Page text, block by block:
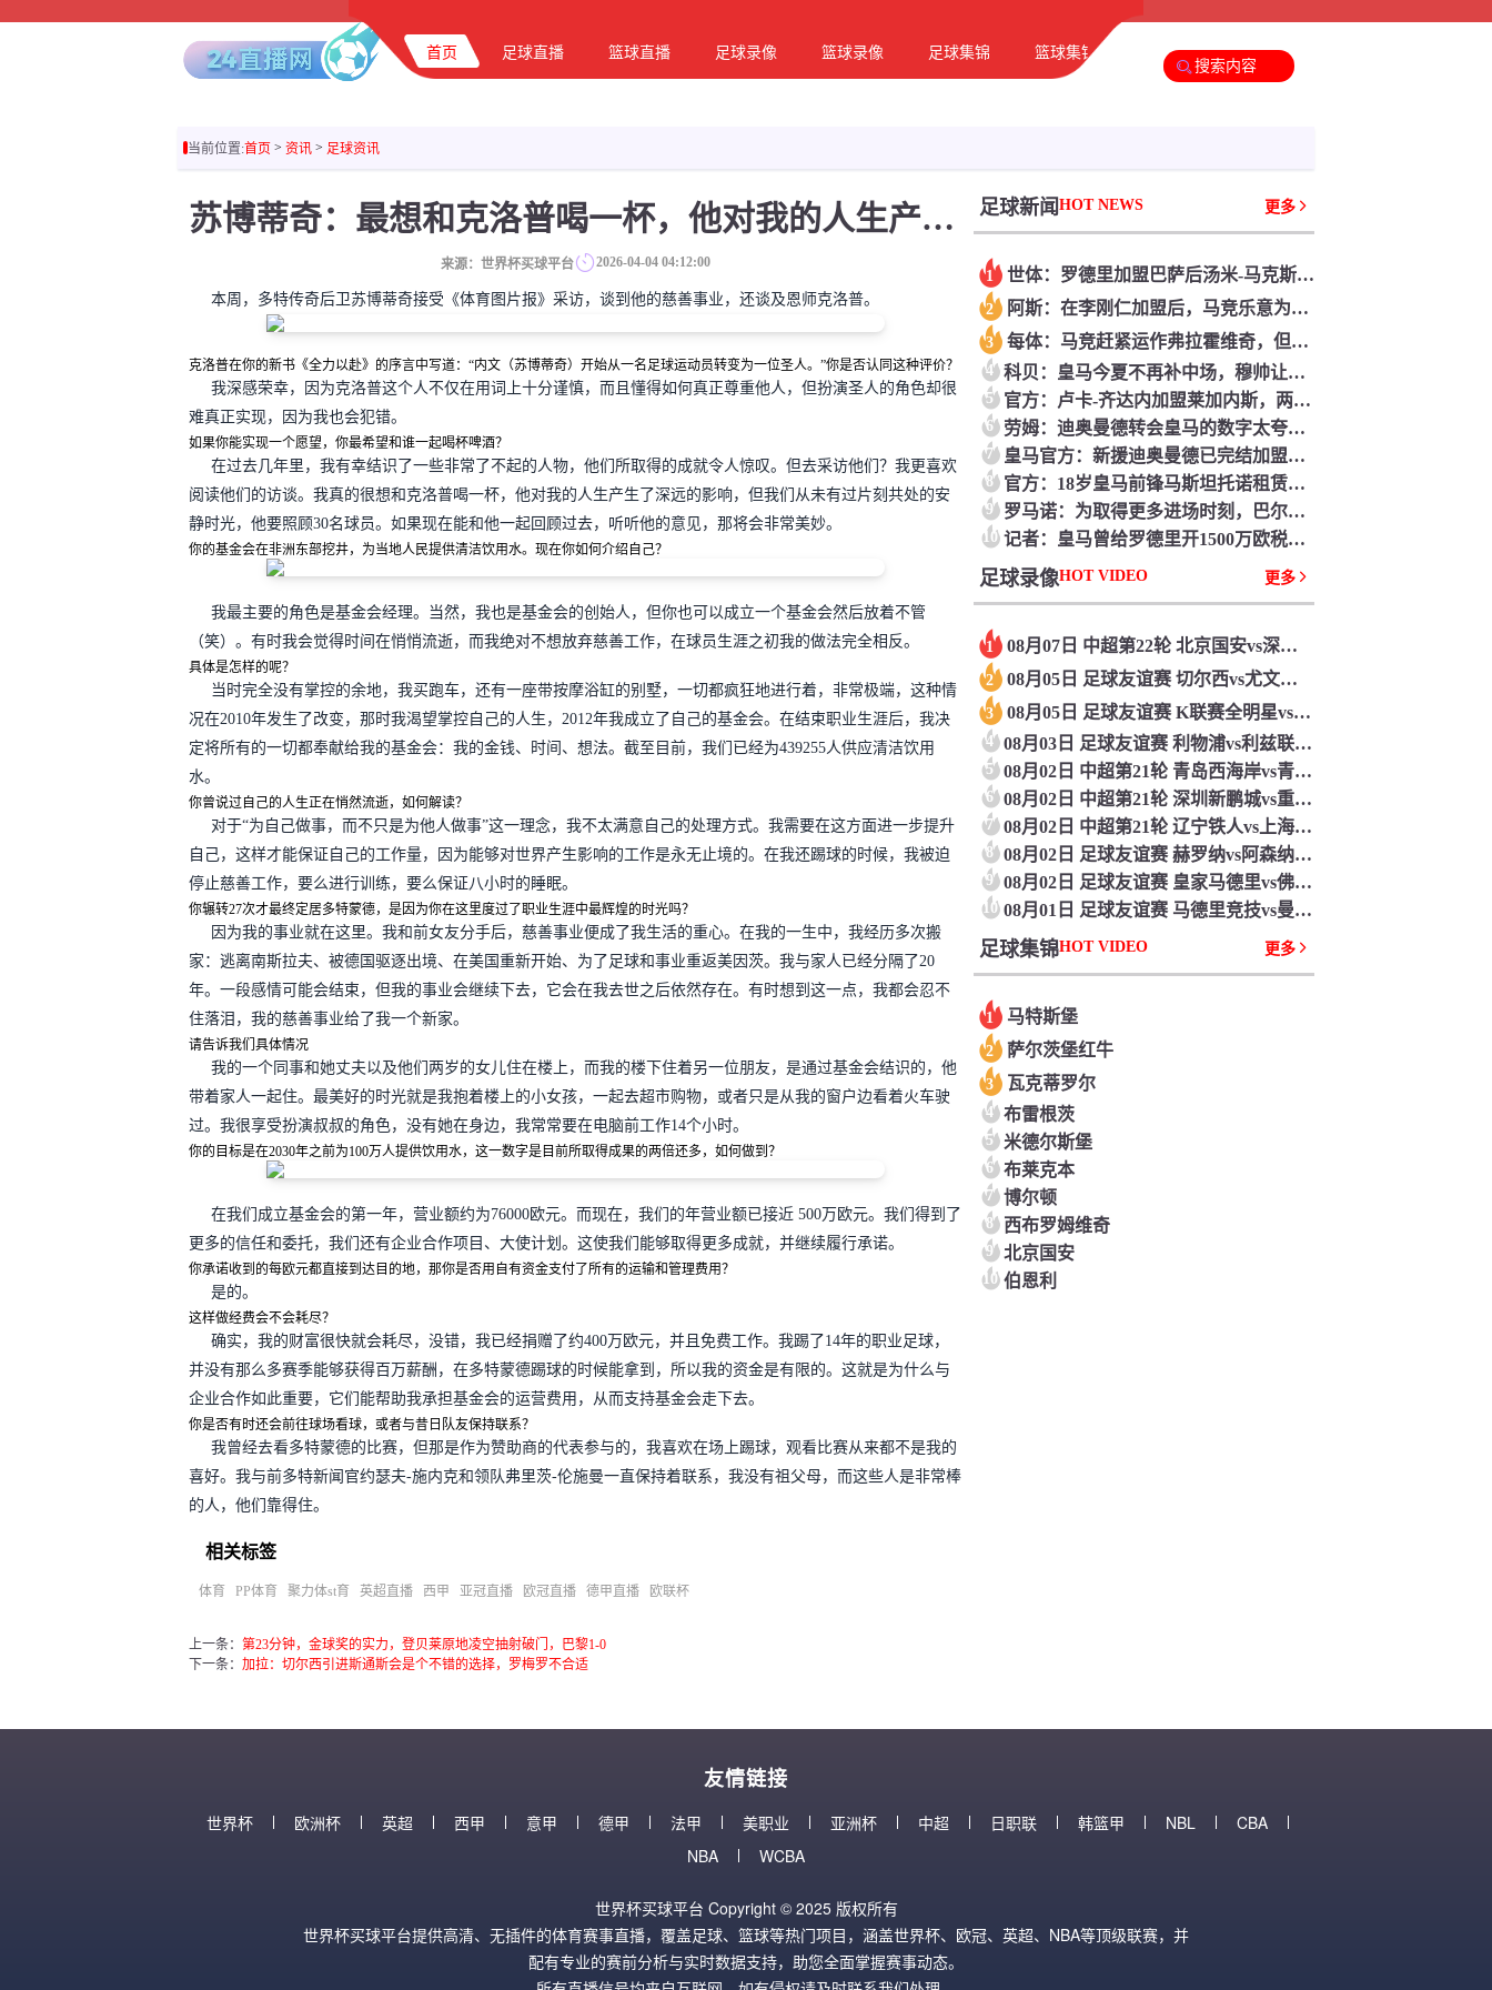
首页 足球直播 篮球直播 足球录像 篮球录像 足球集锦 篮球集锦 足球新闻 篮球新闻
当前位置:首页 > 资讯 > 足球资讯
苏博蒂奇：最想和克洛普喝一杯，他对我的人生产生深远的影响
来源：世界杯买球平台 2026-04-04 04:12:00
本周，多特传奇后卫苏博蒂奇接受《体育图片报》采访，谈到他的慈善事业，还谈及恩师克洛普。
克洛普在你的新书《全力以赴》的序言中写道：“内文（苏博蒂奇）开始从一名足球运动员转变为一位圣人。”你是否认同这种评价？
我深感荣幸，因为克洛普这个人不仅在用词上十分谨慎，而且懂得如何真正尊重他人，但扮演圣人的角色却很
难真正实现，因为我也会犯错。
如果你能实现一个愿望，你最希望和谁一起喝杯啤酒？
在过去几年里，我有幸结识了一些非常了不起的人物，他们所取得的成就令人惊叹。但去采访他们？我更喜欢
阅读他们的访谈。我真的很想和克洛普喝一杯，他对我的人生产生了深远的影响，但我们从未有过片刻共处的安
静时光，他要照顾30名球员。如果现在能和他一起回顾过去，听听他的意见，那将会非常美妙。
你的基金会在非洲东部挖井，为当地人民提供清洁饮用水。现在你如何介绍自己？
我最主要的角色是基金会经理。当然，我也是基金会的创始人，但你也可以成立一个基金会然后放着不管
（笑）。有时我会觉得时间在悄悄流逝，而我绝对不想放弃慈善工作，在球员生涯之初我的做法完全相反。
具体是怎样的呢？
当时完全没有掌控的余地，我买跑车，还有一座带按摩浴缸的别墅，一切都疯狂地进行着，非常极端，这种情
况在2010年发生了改变，那时我渴望掌控自己的人生，2012年我成立了自己的基金会。在结束职业生涯后，我决
定将所有的一切都奉献给我的基金会：我的金钱、时间、想法。截至目前，我们已经为439255人供应清洁饮用
水。
你曾说过自己的人生正在悄然流逝，如何解读？
对于“为自己做事，而不只是为他人做事”这一理念，我不太满意自己的处理方式。我需要在这方面进一步提升
自己，这样才能保证自己的工作量，因为能够对世界产生影响的工作是永无止境的。在我还踢球的时候，我被迫
停止慈善工作，要么进行训练，要么保证八小时的睡眠。
你辗转27次才最终定居多特蒙德，是因为你在这里度过了职业生涯中最辉煌的时光吗？
因为我的事业就在这里。我和前女友分手后，慈善事业便成了我生活的重心。在我的一生中，我经历多次搬
家：逃离南斯拉夫、被德国驱逐出境、在美国重新开始、为了足球和事业重返美因茨。我与家人已经分隔了20
年。一段感情可能会结束，但我的事业会继续下去，它会在我去世之后依然存在。有时想到这一点，我都会忍不
住落泪，我的慈善事业给了我一个新家。
请告诉我们具体情况
我的一个同事和她丈夫以及他们两岁的女儿住在楼上，而我的楼下住着另一位朋友，是通过基金会结识的，他
带着家人一起住。最美好的时光就是我抱着楼上的小女孩，一起去超市购物，或者只是从我的窗户边看着火车驶
过。我很享受扮演叔叔的角色，没有她在身边，我常常要在电脑前工作14个小时。
你的目标是在2030年之前为100万人提供饮用水，这一数字是目前所取得成果的两倍还多，如何做到？
在我们成立基金会的第一年，营业额约为76000欧元。而现在，我们的年营业额已接近 500万欧元。我们得到了
更多的信任和委托，我们还有企业合作项目、大使计划。这使我们能够取得更多成就，并继续履行承诺。
你承诺收到的每欧元都直接到达目的地，那你是否用自有资金支付了所有的运输和管理费用？
是的。
这样做经费会不会耗尽？
确实，我的财富很快就会耗尽，没错，我已经捐赠了约400万欧元，并且免费工作。我踢了14年的职业足球，
并没有那么多赛季能够获得百万薪酬，在多特蒙德踢球的时候能拿到，所以我的资金是有限的。这就是为什么与
企业合作如此重要，它们能帮助我承担基金会的运营费用，从而支持基金会走下去。
你是否有时还会前往球场看球，或者与昔日队友保持联系？
我曾经去看多特蒙德的比赛，但那是作为赞助商的代表参与的，我喜欢在场上踢球，观看比赛从来都不是我的
喜好。我与前多特新闻官约瑟夫-施内克和领队弗里茨-伦施曼一直保持着联系，我没有祖父母，而这些人是非常棒
的人，他们靠得住。
相关标签
体育 PP体育 聚力体st育 英超直播 西甲 亚冠直播 欧冠直播 德甲直播 欧联杯
上一条： 第23分钟，金球奖的实力，登贝莱原地凌空抽射破门，巴黎1-0
下一条： 加拉：切尔西引进斯通斯会是个不错的选择，罗梅罗不合适
足球新闻 HOT NEWS 更多
1 世体：罗德里加盟巴萨后汤米-马克斯估计归队，曼城想培育他
2 阿斯：在李刚仁加盟后，马竞乐意为了东亚商场调整西甲竞赛时刻
3 每体：马竞赶紧运作弗拉霍维奇，但需求先整理归队球员
4 科贝：皇马今夏不再补中场，穆帅让B席主力踢中场
5 官方：卢卡-齐达内加盟莱加内斯，两边签约1+1年
6 劳姆：迪奥曼德转会皇马的数字太夸大，他是十分棒的小伙子
7 皇马官方：新援迪奥曼德已完结加盟球队前的体检
8 官方：18岁皇马前锋马斯坦托诺租赁加盟佛罗伦萨，租期1年
9 罗马诺：为取得更多进场时刻，巴尔德吉将脱离巴萨
10 记者：皇马曾给罗德里开1500万欧税后年薪，巴萨给了同等条件
足球录像HOT VIDEO 更多
1 08月07日 中超第22轮 北京国安vs深圳新鹏城 全场录像回放
2 08月05日 足球友谊赛 切尔西vs尤文图斯 全场录像回放
3 08月05日 足球友谊赛 K联赛全明星vs曼城 全场录像回放
4 08月03日 足球友谊赛 利物浦vs利兹联 全场录像回放
5 08月02日 中超第21轮 青岛西海岸vs青岛海牛 全场录像回放
6 08月02日 中超第21轮 深圳新鹏城vs重庆铜梁龙 全场录像回放
7 08月02日 中超第21轮 辽宁铁人vs上海申花 全场录像回放
8 08月02日 足球友谊赛 赫罗纳vs阿森纳 全场录像回放
9 08月02日 足球友谊赛 皇家马德里vs佛罗伦萨 全场录像回放
10 08月01日 足球友谊赛 马德里竞技vs曼联 全场录像回放
足球集锦HOT VIDEO 更多
1 马特斯堡
2 萨尔茨堡红牛
3 瓦克蒂罗尔
4 布雷根茨
5 米德尔斯堡
6 布莱克本
7 博尔顿
8 西布罗姆维奇
9 北京国安
10 伯恩利
友情链接
世界杯 欧洲杯 英超 西甲 意甲 德甲 法甲 美职业 亚洲杯 中超 日职联 韩篮甲 NBL
CBA
NBA
WCBA
世界杯买球平台 Copyright © 2025 版权所有
世界杯买球平台提供高清、无插件的体育赛事直播，覆盖足球、篮球等热门项目，涵盖世界杯、欧冠、英超、NBA等顶级联赛，并
配有专业的赛前分析与实时数据支持，助您全面掌握赛事动态。